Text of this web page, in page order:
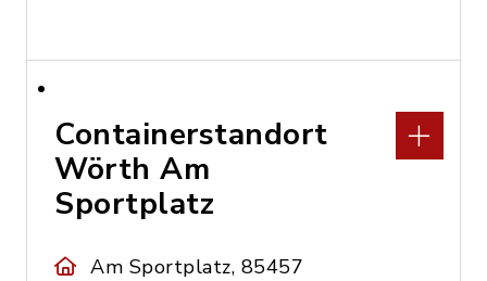
Containerstandort
Wörth Am
Sportplatz
Am Sportplatz, 85457